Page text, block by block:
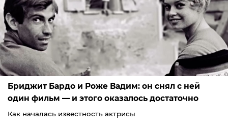
Бриджит Бардо и Роже Вадим: он снял с ней
один фильм — и этого оказалось достаточно
Как началась известность актрисы